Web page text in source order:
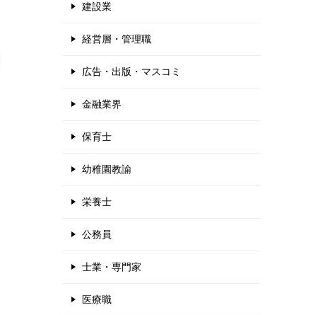
建設業
経営層・管理職
広告・出版・マスコミ
金融業界
保育士
幼稚園教諭
栄養士
公務員
士業・専門家
医療職